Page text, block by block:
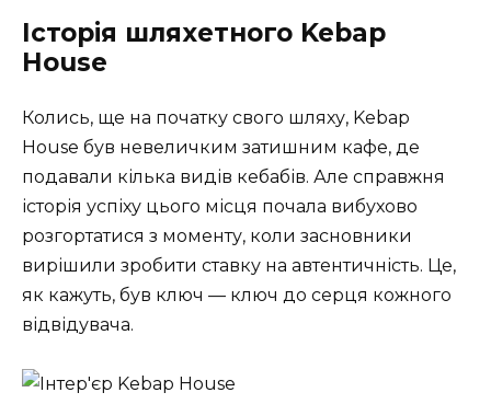
Історія шляхетного Kebap
House
Колись, ще на початку свого шляху, Kebap
House був невеличким затишним кафе, де
подавали кілька видів кебабів. Але справжня
історія успіху цього місця почала вибухово
розгортатися з моменту, коли засновники
вирішили зробити ставку на автентичність. Це,
як кажуть, був ключ — ключ до серця кожного
відвідувача.